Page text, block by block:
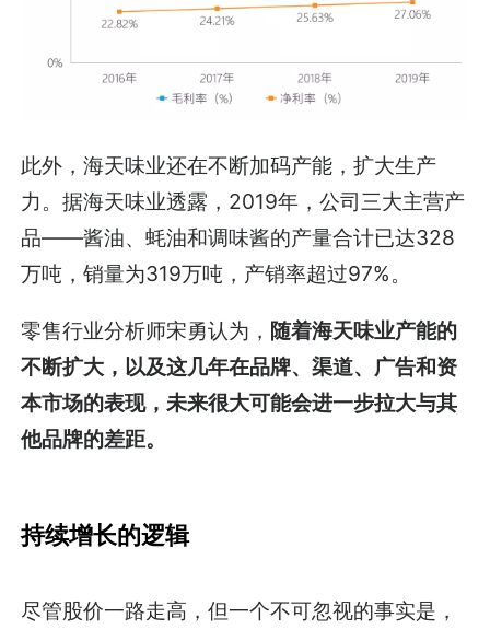
此外，海天味业还在不断加码产能，扩大生产
力。据海天味业透露，2019年，公司三大主营产
品——酱油、蚝油和调味酱的产量合计已达328
万吨，销量为319万吨，产销率超过97%。
零售行业分析师宋勇认为， 随着海天味业产能的
不断扩大，以及这几年在品牌、渠道、广告和资
本市场的表现，未来很大可能会进一步拉大与其
他品牌的差距。
持续增长的逻辑
尽管股价一路走高，但一个不可忽视的事实是，